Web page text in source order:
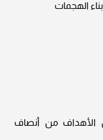
الهجمات
الأهداف من أنصاف